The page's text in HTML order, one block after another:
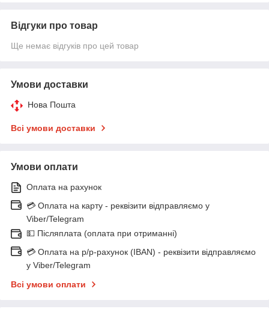
Відгуки про товар
Ще немає відгуків про цей товар
Умови доставки
Нова Пошта
Всі умови доставки
Умови оплати
Оплата на рахунок
💳 Оплата на карту - реквізити відправляємо у
Viber/Telegram
💵 Післяплата (оплата при отриманні)
💳 Оплата на р/р-рахунок (IBAN) - реквізити відправляємо
у Viber/Telegram
Всі умови оплати